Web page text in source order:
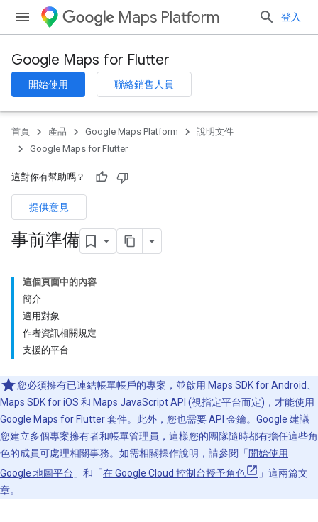
Maps Platform 登入
Google Maps for Flutter
開始使用 聯絡銷售人員
首頁 產品 Google Maps Platform
說明文件
Google Maps for Flutter
這對你有幫助嗎？
提供意見
事前準備
這個頁面中的內容
簡介
適用對象
作者資訊相關規定
支援的平台
您必須擁有已連結帳單帳戶的專案，並啟用 Maps SDK for Android、
Maps SDK for iOS 和 Maps JavaScript API (視指定平台而定)，才能使用
Google Maps for Flutter 套件。此外，您也需要 API 金鑰。Google 建議
您建立多個專案擁有者和帳單管理員，這樣您的團隊隨時都有擔任這些角
色的成員可處理相關事務。如需相關操作說明，請參閱「 開始使用
Google 地圖平台 」和「 在 Google Cloud 控制台授予角色
」這兩篇文
章。